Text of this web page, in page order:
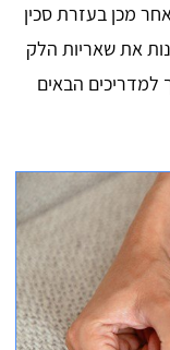
מכן בעזרת סכין
את שאריות הלק
למדריכים הבאים